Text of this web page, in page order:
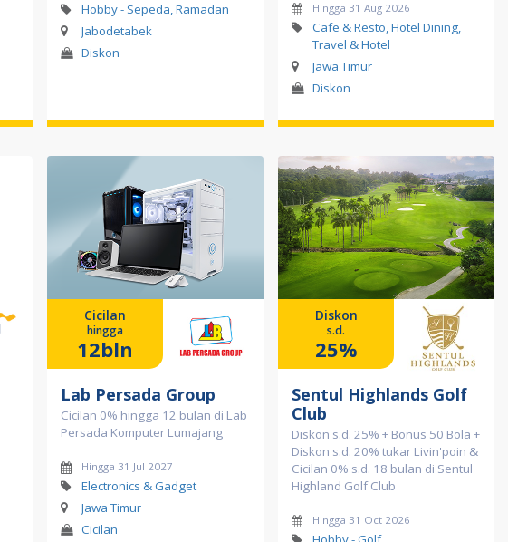
Hobby - Sepeda, Ramadan
Jabodetabek
Diskon
Hingga 31 Aug 2026
Cafe & Resto, Hotel Dining,
Travel & Hotel
Jawa Timur
Diskon
Cicilan
hingga
12bln
Lab Persada Group
Cicilan 0% hingga 12 bulan di Lab
Persada Komputer Lumajang
Hingga 31 Jul 2027
Electronics & Gadget
Jawa Timur
Cicilan
Diskon
s.d.
25%
Sentul Highlands Golf
Club
Diskon s.d. 25% + Bonus 50 Bola +
Diskon s.d. 20% tukar Livin'poin &
Cicilan 0% s.d. 18 bulan di Sentul
Highland Golf Club
Hingga 31 Oct 2026